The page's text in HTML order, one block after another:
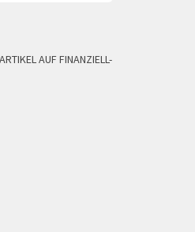
AUF FINANZIELL-